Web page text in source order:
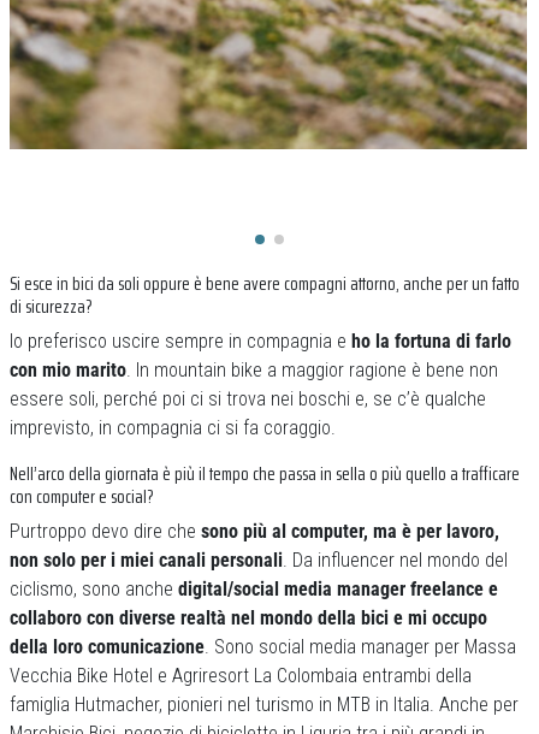
Si esce in bici da soli oppure è bene avere compagni attorno, anche per un fatto
di sicurezza?
Io preferisco uscire sempre in compagnia e ho la fortuna di farlo
con mio marito. In mountain bike a maggior ragione è bene non
essere soli, perché poi ci si trova nei boschi e, se c’è qualche
imprevisto, in compagnia ci si fa coraggio.
Nell’arco della giornata è più il tempo che passa in sella o più quello a trafficare
con computer e social?
Purtroppo devo dire che sono più al computer, ma è per lavoro,
non solo per i miei canali personali. Da influencer nel mondo del
ciclismo, sono anche digital/social media manager freelance e
collaboro con diverse realtà nel mondo della bici e mi occupo
della loro comunicazione. Sono social media manager per Massa
Vecchia Bike Hotel e Agriresort La Colombaia entrambi della
famiglia Hutmacher, pionieri nel turismo in MTB in Italia. Anche per